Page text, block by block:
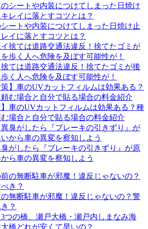
ートや内装につけてしまった日焼け止
イに落とすコツとは？
ては道路交通法違反！捨てたゴミが後
く人へ危険を及ぼす可能性が！
】車のUVカットフィルムは効果ある？種
場合と自分で貼る場合の料金紹介
がしたら『ブレーキの引きずり』が原
ら車の異変を察知しよう
無断駐車が邪魔！違反じゃないの？警
？